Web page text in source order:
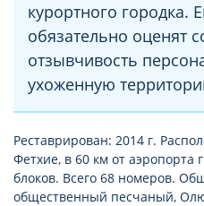
курортного городка.
обязательно оценят
отзывчивость
ухоженную
Реставрирован: 2014 г.
Фетхие, в 60 км от аэропорта
блоков. Всего 68 номеров.
общественный песчаный,